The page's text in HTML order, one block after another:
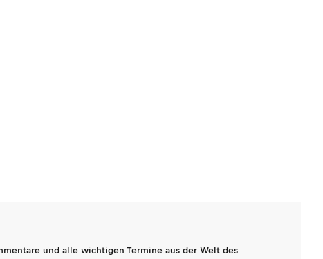
und alle wichtigen Termine aus der Welt des